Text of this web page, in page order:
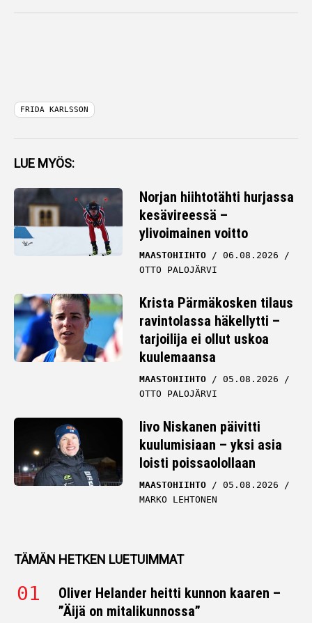
FRIDA KARLSSON
LUE MYÖS:
Norjan hiihtotähti hurjassa
kesävireessä –
ylivoimainen voitto
MAASTOHIIHTO
06.08.2026
OTTO PALOJÄRVI
Krista Pärmäkosken tilaus
ravintolassa häkellytti –
tarjoilija ei ollut uskoa
kuulemaansa
MAASTOHIIHTO
05.08.2026
OTTO PALOJÄRVI
Iivo Niskanen päivitti
kuulumisiaan – yksi asia
loisti poissaolollaan
MAASTOHIIHTO
05.08.2026
MARKO LEHTONEN
TÄMÄN HETKEN LUETUIMMAT
Oliver Helander heitti kunnon kaaren –
”Äijä on mitalikunnossa”